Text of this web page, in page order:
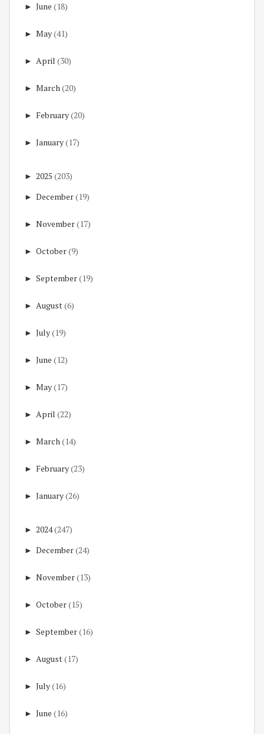
► June (18)
► May(41)
► April (30)
► March(20)
► February(20)
► January(17)
► 2025 (203)
► December(19)
► November(17)
► October(9)
► September(19)
► August(6)
► July(19)
► June (12)
► May(17)
► April (22)
► March(14)
► February(23)
► January(26)
► 2024(247)
► December(24)
► November(13)
► October(15)
► September(16)
► August(17)
► July(16)
► June (16)